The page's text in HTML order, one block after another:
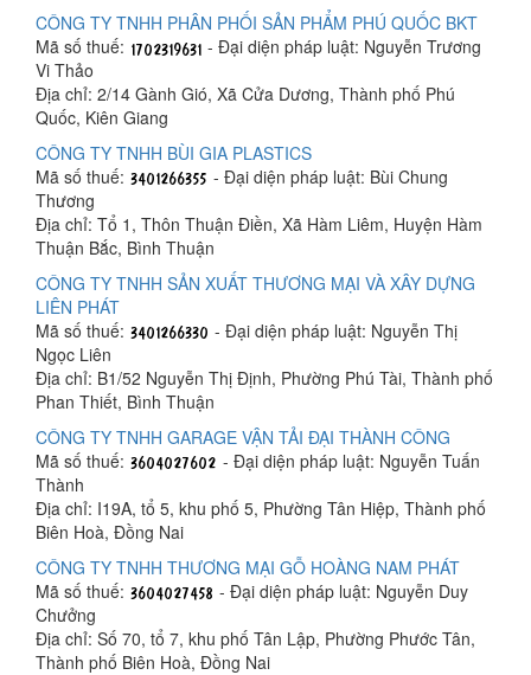
CÔNG TY TNHH PHÂN PHỐI SẢN PHẨM PHÚ QUỐC BKT
Mã số thuế:
- Đại diện pháp luật: Nguyễn Trương
Vi Thảo
Địa chỉ: 2/14 Gành Gió, Xã Cửa Dương, Thành phố Phú
Quốc, Kiên Giang
CÔNG TY TNHH BÙI GIA PLASTICS
Mã số thuế:
- Đại diện pháp luật: Bùi Chung
Thương
Địa chỉ: Tổ 1, Thôn Thuận Điền, Xã Hàm Liêm, Huyện Hàm
Thuận Bắc, Bình Thuận
CÔNG TY TNHH SẢN XUẤT THƯƠNG MẠI VÀ XÂY DỰNG
LIÊN PHÁT
Mã số thuế:
- Đại diện pháp luật: Nguyễn Thị
Ngọc Liên
Địa chỉ: B1/52 Nguyễn Thị Định, Phường Phú Tài, Thành phố
Phan Thiết, Bình Thuận
CÔNG TY TNHH GARAGE VẬN TẢI ĐẠI THÀNH CÔNG
Mã số thuế:
- Đại diện pháp luật: Nguyễn Tuấn
Thành
Địa chỉ: I19A, tổ 5, khu phố 5, Phường Tân Hiệp, Thành phố
Biên Hoà, Đồng Nai
CÔNG TY TNHH THƯƠNG MẠI GỖ HOÀNG NAM PHÁT
Mã số thuế:
- Đại diện pháp luật: Nguyễn Duy
Chưởng
Địa chỉ: Số 70, tổ 7, khu phố Tân Lập, Phường Phước Tân,
Thành phố Biên Hoà, Đồng Nai